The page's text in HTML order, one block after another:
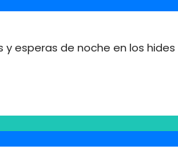
esperas de noche en los